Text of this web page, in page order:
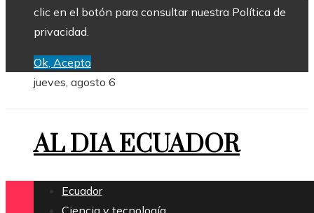
clic en el botón para consultar nuestra Política de
privacidad.
Ok, Acepto
jueves, agosto 6
AL DIA ECUADOR
Ecuador
Ciencia y tecnología